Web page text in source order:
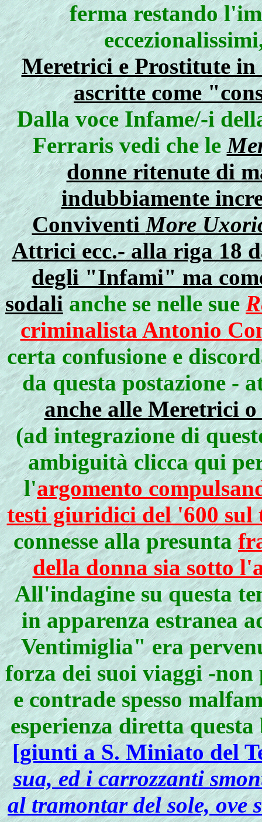
ferma restando
Meretrici e Prostitute in
ascritte come
Dalla voceInfame/-i
Ferraris vedi che le
donne ritenute di
indubbiamente
ConviventiMore
Attrici ecc.- alla riga 18
degli "Infami" ma
sodali anche se nelle sue
criminalista Antonio
certa confusione e
da questa postazione -
anche alle Meretrici
(ad integrazione di
ambiguità clicca qui
l'argomento
testi giuridici del '600 sul
connesse alla presunta
della donna sia sotto
All'indagine su questa
in apparenza estranea
Ventimiglia" era
forza dei suoi viaggi -
e contrade spesso
esperienza diretta
[giunti a S. Miniato del
sua, ed i carrozzanti
al tramontar del sole, ove